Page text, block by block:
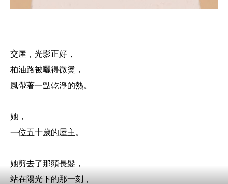
交屋，光影正好，
柏油路被曬得微燙，
風帶著一點乾淨的熱。
她，
一位五十歲的屋主。
她剪去了那頭長髮，
站在陽光下的那一刻，